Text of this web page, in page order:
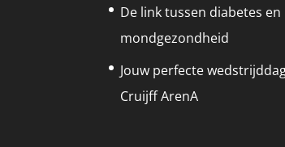
De link tussen diabetes en
mondgezondheid
Jouw perfecte
Cruijff ArenA